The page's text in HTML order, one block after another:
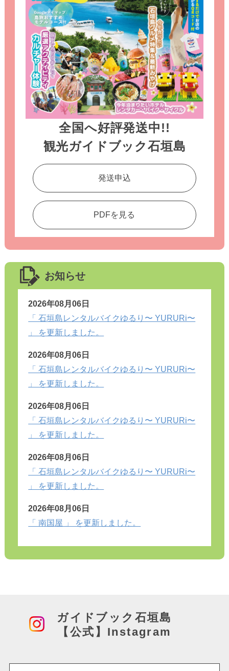
全国へ好評発送中!!
観光ガイドブック石垣島
発送申込
PDFを見る
お知らせ
2026年08月06日
「 石垣島レンタルバイクゆるり〜 YURURi〜
」 を更新しました。
2026年08月06日
「 石垣島レンタルバイクゆるり〜 YURURi〜
」 を更新しました。
2026年08月06日
「 石垣島レンタルバイクゆるり〜 YURURi〜
」 を更新しました。
2026年08月06日
「 石垣島レンタルバイクゆるり〜 YURURi〜
」 を更新しました。
2026年08月06日
「 南国屋 」 を更新しました。
ガイドブック石垣島
【公式】Instagram